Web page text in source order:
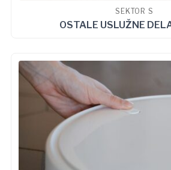
SEKTOR S
OSTALE USLUŽNE